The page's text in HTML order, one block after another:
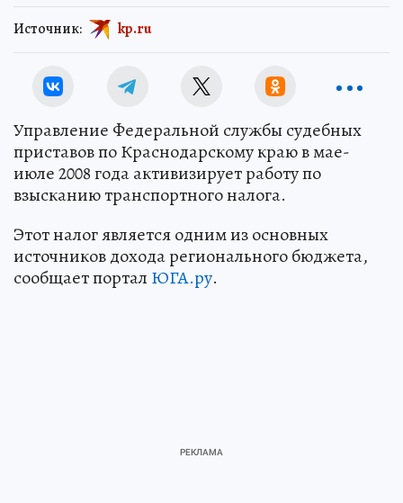
Источник: kp.ru
Управление Федеральной службы судебных
приставов по Краснодарскому краю в мае-
июле 2008 года активизирует работу по
взысканию транспортного налога.
Этот налог является одним из основных
источников дохода регионального бюджета,
сообщает портал ЮГА.ру.